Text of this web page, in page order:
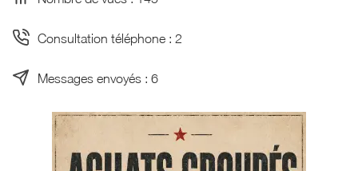
Consultation téléphone : 2
Messages envoyés : 6